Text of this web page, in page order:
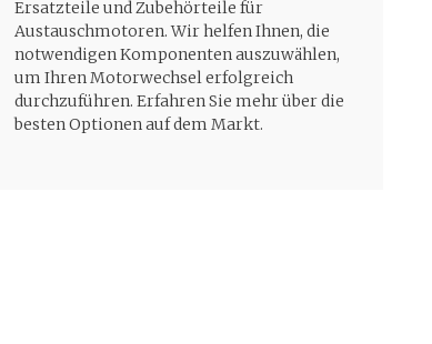
Ersatzteile und Zubehörteile für
Austauschmotoren. Wir helfen Ihnen, die
notwendigen Komponenten auszuwählen,
um Ihren Motorwechsel erfolgreich
durchzuführen. Erfahren Sie mehr über die
besten Optionen auf dem Markt.